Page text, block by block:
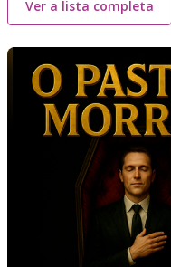
Ver a lista completa